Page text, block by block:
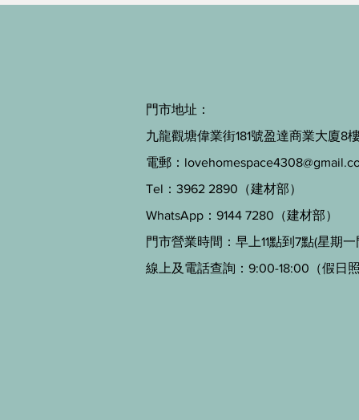
門市地址：
九龍觀塘偉業街181號盈達商業大廈8
電郵：
Tel：3962 2890（建材部）
WhatsApp：9144 7280（建材部）
門市營業時間：早上11點到7點(星期
線上及電話查詢：9:00-18:00（假日照